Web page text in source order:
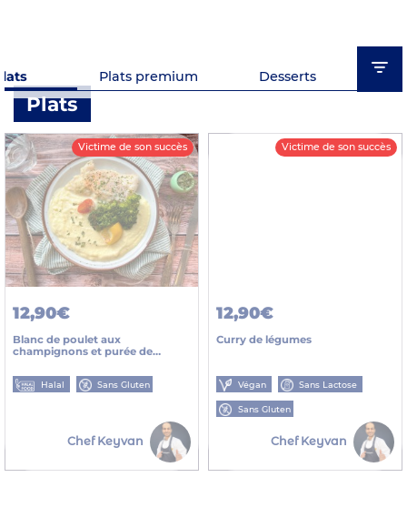
Plats premium Desserts
Plats
Victime de son succès
12,90€
Blanc de poulet aux
champignons et purée de
Halal Sans Gluten
Chef Keyvan
Victime de son succès
12,90€
Curry de légumes
Végan Sans Lactose
Sans Gluten
Chef Keyvan